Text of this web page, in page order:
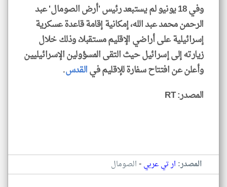
وفي 18 يونيو لم يستبعد رئيس 'أرض الصومال' عبد
الرحمن محمد عبد الله، إمكانية إقامة قاعدة عسكرية
إسرائيلية على أراضي الإقليم مستقبلا، وذلك خلال
زيارته إلى إسرائيل حيث التقى المسؤولين الإسرائيليين
وأعلن عن افتتاح سفارة للإقليم فيالقدس.
المصدر: RT
المصدر: ار تي عربي-الصومال